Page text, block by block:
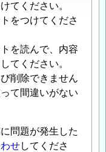
てください。
をつけてくださ
を読んで、内容
てください。
削除できません
て間違いがない
問題が発生した
せしてくださ